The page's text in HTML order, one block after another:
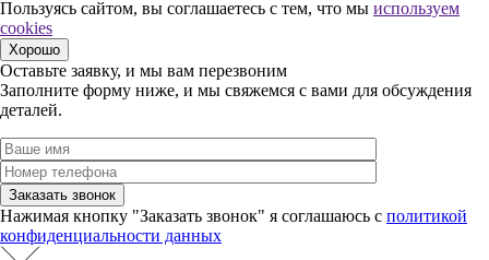
Пользуясь сайтом, вы соглашаетесь с тем, что мы используем
cookies
Хорошо
Оставьте заявку, и мы вам перезвоним
Заполните форму ниже, и мы свяжемся с вами для обсуждения
деталей.
Нажимая кнопку "Заказать звонок" я соглашаюсь с политикой
конфиденциальности данных